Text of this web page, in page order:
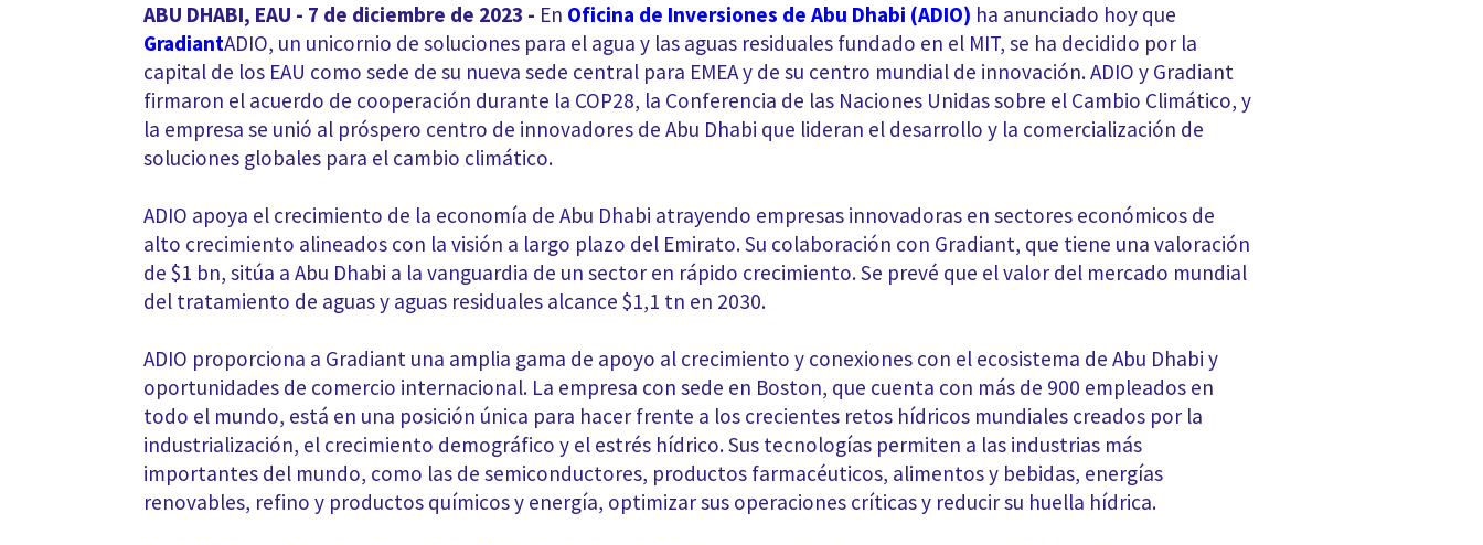
ABU DHABI, EAU - 7 de diciembre de 2023 - En Oficina de Inversiones de Abu Dhabi (ADIO) ha anunciado hoy que
GradiantADIO, un unicornio de soluciones para el agua y las aguas residuales fundado en el MIT, se ha decidido por la
capital de los EAU como sede de su nueva sede central para EMEA y de su centro mundial de innovación. ADIO y Gradiant
firmaron el acuerdo de cooperación durante la COP28, la Conferencia de las Naciones Unidas sobre el Cambio Climático, y
la empresa se unió al próspero centro de innovadores de Abu Dhabi que lideran el desarrollo y la comercialización de
soluciones globales para el cambio climático.
ADIO apoya el crecimiento de la economía de Abu Dhabi atrayendo empresas innovadoras en sectores económicos de
alto crecimiento alineados con la visión a largo plazo del Emirato. Su colaboración con Gradiant, que tiene una valoración
de $1 bn, sitúa a Abu Dhabi a la vanguardia de un sector en rápido crecimiento. Se prevé que el valor del mercado mundial
del tratamiento de aguas y aguas residuales alcance $1,1 tn en 2030.
ADIO proporciona a Gradiant una amplia gama de apoyo al crecimiento y conexiones con el ecosistema de Abu Dhabi y
oportunidades de comercio internacional. La empresa con sede en Boston, que cuenta con más de 900 empleados en
todo el mundo, está en una posición única para hacer frente a los crecientes retos hídricos mundiales creados por la
industrialización, el crecimiento demográfico y el estrés hídrico. Sus tecnologías permiten a las industrias más
importantes del mundo, como las de semiconductores, productos farmacéuticos, alimentos y bebidas, energías
renovables, refino y productos químicos y energía, optimizar sus operaciones críticas y reducir su huella hídrica.